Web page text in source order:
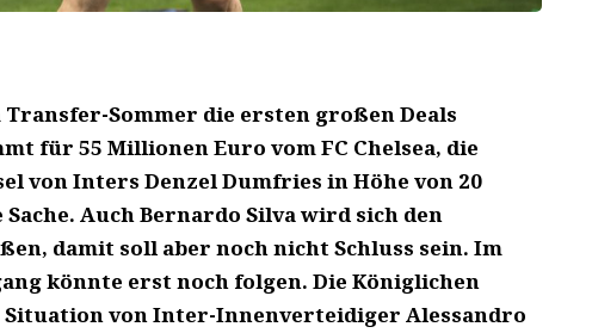
Sommer die ersten großen Deals
für 55 Millionen Euro vom FC Chelsea, die
von Inters Denzel Dumfries in Höhe von 20
Auch Bernardo Silva wird sich den
damit soll aber noch nicht Schluss sein. Im
könnte erst noch folgen. Die Königlichen
von Inter-Innenverteidiger Alessandro